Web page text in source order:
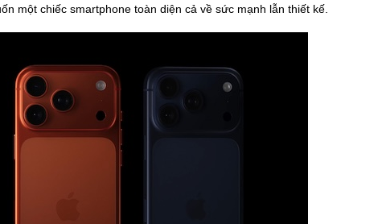
một chiếc smartphone toàn diện cả về sức mạnh lẫn thiết kế.